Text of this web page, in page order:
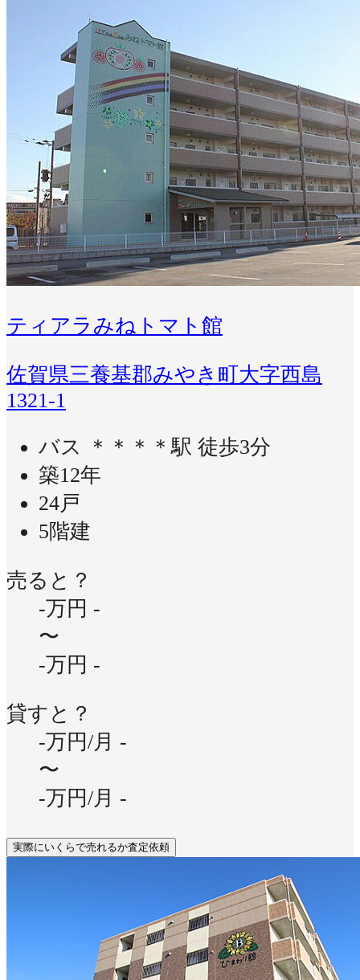
ティアラみねトマト館
佐賀県三養基郡みやき町大字西島
1321-1
バス ＊＊＊＊駅 徒歩3分
築12年
24戸
5階建
売ると？
-万円 -
〜
-万円 -
貸すと？
-万円/月 -
〜
-万円/月 -
実際にいくらで売れるか査定依頼